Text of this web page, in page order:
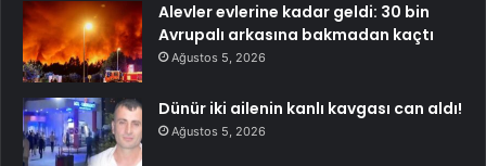
Alevler evlerine kadar geldi: 30 bin
Avrupalı arkasına bakmadan kaçtı
Ağustos 5, 2026
Dünür iki ailenin kanlı kavgası can aldı!
Ağustos 5, 2026